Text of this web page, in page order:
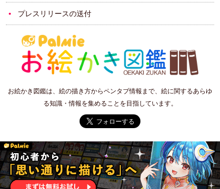
プレスリリースの送付
お絵かき図鑑は、絵の描き方からペンタブ情報まで、絵に関するあらゆ
る知識・情報を集めることを目指しています。